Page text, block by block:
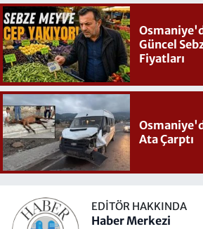
Güncel
Fiyatları
Ata Çarptı
EDITÖR HAKKINDA
Haber Merkezi